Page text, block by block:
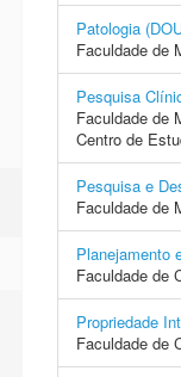
Patologia
Faculdade de
Pesquisa
Faculdade de
Centro de
Pesquisa e
Faculdade de
Planejamento
Faculdade de
Propriedade
Faculdade de